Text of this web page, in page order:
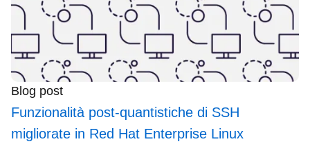
Blog post
Funzionalità post-quantistiche di SSH
migliorate in Red Hat Enterprise Linux